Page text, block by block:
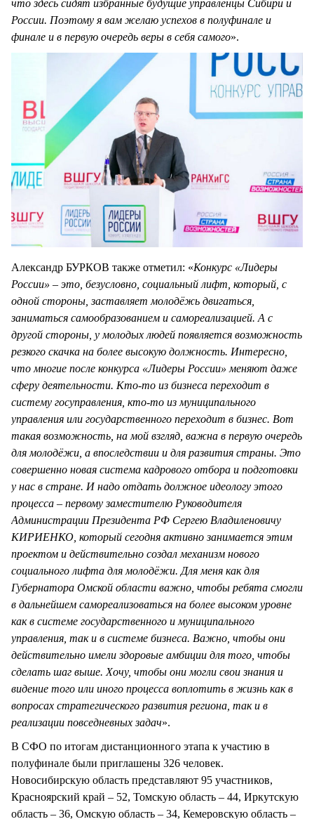
что здесь сидят избранные будущие управленцы Сибири и
России. Поэтому я вам желаю успехов в полуфинале и
финале и в первую очередь веры в себя самого».
Александр БУРКОВ также отметил: «Конкурс «Лидеры
России» – это, безусловно, социальный лифт, который, с
одной стороны, заставляет молодёжь двигаться,
заниматься самообразованием и самореализацией. А с
другой стороны, у молодых людей появляется возможность
резкого скачка на более высокую должность. Интересно,
что многие после конкурса «Лидеры России» меняют даже
сферу деятельности. Кто-то из бизнеса переходит в
систему госуправления, кто-то из муниципального
управления или государственного переходит в бизнес. Вот
такая возможность, на мой взгляд, важна в первую очередь
для молодёжи, а впоследствии и для развития страны. Это
совершенно новая система кадрового отбора и подготовки
у нас в стране. И надо отдать должное идеологу этого
процесса – первому заместителю Руководителя
Администрации Президента РФ Сергею Владиленовичу
КИРИЕНКО, который сегодня активно занимается этим
проектом и действительно создал механизм нового
социального лифта для молодёжи. Для меня как для
Губернатора Омской области важно, чтобы ребята смогли
в дальнейшем самореализоваться на более высоком уровне
как в системе государственного и муниципального
управления, так и в системе бизнеса. Важно, чтобы они
действительно имели здоровые амбиции для того, чтобы
сделать шаг выше. Хочу, чтобы они могли свои знания и
видение того или иного процесса воплотить в жизнь как в
вопросах стратегического развития региона, так и в
реализации повседневных задач».
В СФО по итогам дистанционного этапа к участию в
полуфинале были приглашены 326 человек.
Новосибирскую область представляют 95 участников,
Красноярский край – 52, Томскую область – 44, Иркутскую
область – 36, Омскую область – 34, Кемеровскую область –